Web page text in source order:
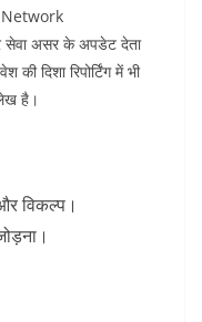
असर के अपडेट देता
दिशा रिपोर्टिंग में भी
है।
विकल्प।